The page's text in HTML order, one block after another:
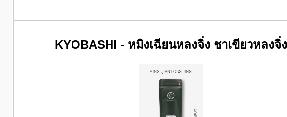
KYOBASHI - หมิงเฉียนหลงจิ่ง ชาเขียวหลงจิ่ง